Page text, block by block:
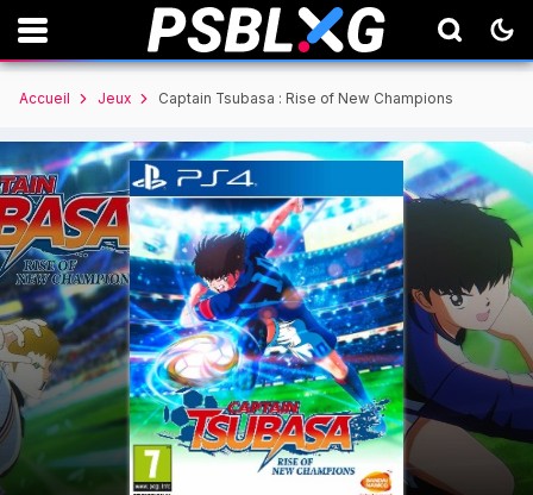
Accueil Jeux Captain Tsubasa : Rise of New Champions